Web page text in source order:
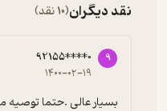
نقد دیگران(10 نقد)
9
92155****0
۱۴۰۰-۰۲-۱۹